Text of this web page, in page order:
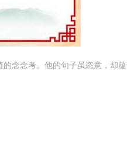
念念考。他的句子虽恣意，却